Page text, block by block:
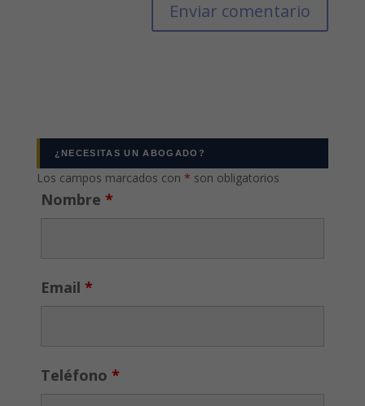
¿NECESITAS UN ABOGADO?
Los campos marcados con * son obligatorios
Nombre *
Email *
Teléfono *